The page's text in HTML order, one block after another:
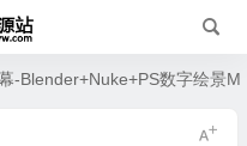
-Blender+Nuke+PS数字绘景